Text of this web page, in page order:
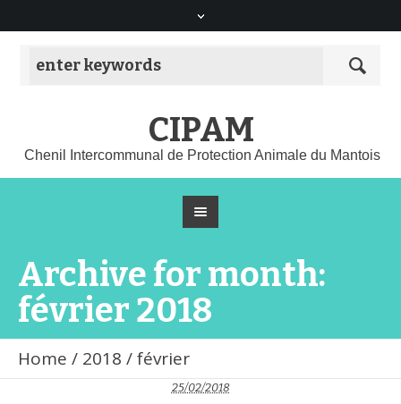
CIPAM
Chenil Intercommunal de Protection Animale du Mantois
Archive for month:
février 2018
Home / 2018 /février
25/02/2018